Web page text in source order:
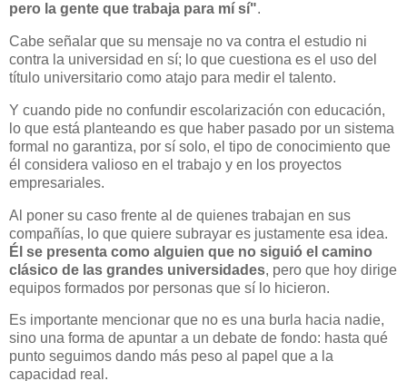
pero la gente que trabaja para mí sí".
Cabe señalar que su mensaje no va contra el estudio ni
contra la universidad en sí; lo que cuestiona es el uso del
título universitario como atajo para medir el talento.
Y cuando pide no confundir escolarización con educación,
lo que está planteando es que haber pasado por un sistema
formal no garantiza, por sí solo, el tipo de conocimiento que
él considera valioso en el trabajo y en los proyectos
empresariales.
Al poner su caso frente al de quienes trabajan en sus
compañías, lo que quiere subrayar es justamente esa idea.
Él se presenta como alguien que no siguió el camino
clásico de las grandes universidades, pero que hoy dirige
equipos formados por personas que sí lo hicieron.
Es importante mencionar que no es una burla hacia nadie,
sino una forma de apuntar a un debate de fondo: hasta qué
punto seguimos dando más peso al papel que a la
capacidad real.